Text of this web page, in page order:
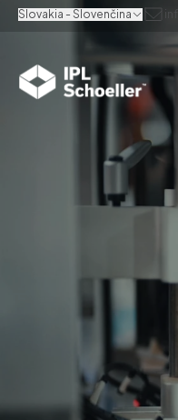
Slovakia - Slovenčina